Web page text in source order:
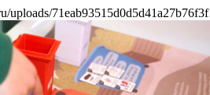
uploads/